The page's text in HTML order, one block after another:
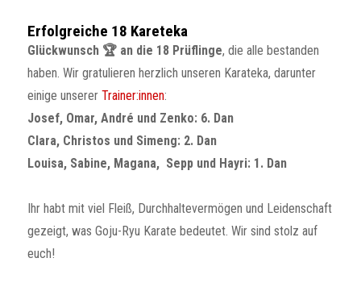
Erfolgreiche 18 Kareteka
Glückwunsch 🏆 an die 18 Prüflinge, die alle bestanden
haben. Wir gratulieren herzlich unseren Karateka, darunter
einige unsererTrainer:innen:
Josef, Omar, André und Zenko: 6. Dan
Clara, Christos und Simeng: 2. Dan
Louisa, Sabine, Magana, Sepp und Hayri: 1. Dan
Ihr habt mit viel Fleiß, Durchhaltevermögen und Leidenschaft
gezeigt, was Goju-Ryu Karate bedeutet. Wir sind stolz auf
euch!